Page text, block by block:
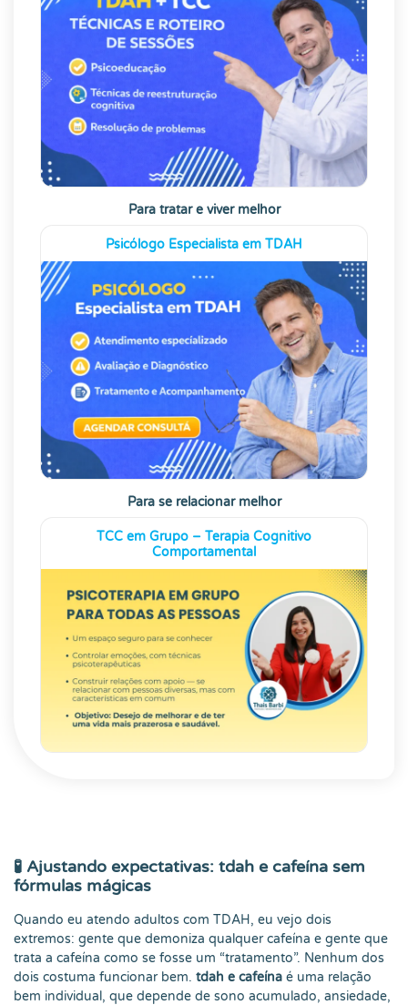
Para tratar e viver melhor
Psicólogo Especialista em TDAH
Para se relacionar melhor
TCC em Grupo – Terapia Cognitivo
Comportamental
🧪 Ajustando expectativas: tdah e cafeína sem
fórmulas mágicas
Quando eu atendo adultos com TDAH, eu vejo dois
extremos: gente que demoniza qualquer cafeína e gente que
trata a cafeína como se fosse um “tratamento”. Nenhum dos
dois costuma funcionar bem. tdah e cafeína é uma relação
bem individual, que depende de sono acumulado, ansiedade,